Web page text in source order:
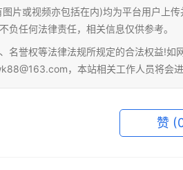
片或视频亦包括在内)均为平台用户上
负任何法律责任，相关信息仅供参考。
名誉权等法律法规所规定的合法权益!
，本站相关工作人员将会
赞